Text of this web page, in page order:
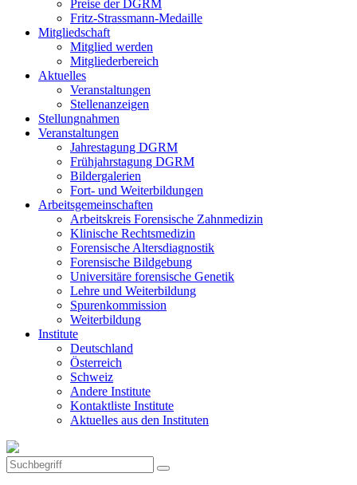
Preise der DGRM
Fritz-Strassmann-Medaille
Mitgliedschaft
Mitglied werden
Mitgliederbereich
Aktuelles
Veranstaltungen
Stellenanzeigen
Stellungnahmen
Veranstaltungen
Jahrestagung DGRM
Frühjahrstagung DGRM
Bildergalerien
Fort- und Weiterbildungen
Arbeitsgemeinschaften
Arbeitskreis Forensische Zahnmedizin
Klinische Rechtsmedizin
Forensische Altersdiagnostik
Forensische Bildgebung
Universitäre forensische Genetik
Lehre und Weiterbildung
Spurenkommission
Weiterbildung
Institute
Deutschland
Österreich
Schweiz
Andere Institute
Kontaktliste Institute
Aktuelles aus den Instituten